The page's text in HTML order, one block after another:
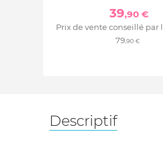
39,90 €
Prix de vente conseillé par
79,90 €
Descriptif